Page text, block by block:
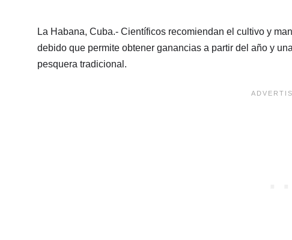
La Habana, Cuba.- Científicos recomiendan el cultivo y
debido que permite obtener ganancias a partir del año y
pesquera tradicional.